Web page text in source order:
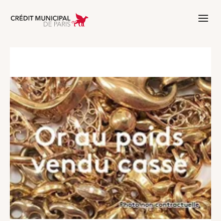
Aller à l'accueil de Crédit Municipal